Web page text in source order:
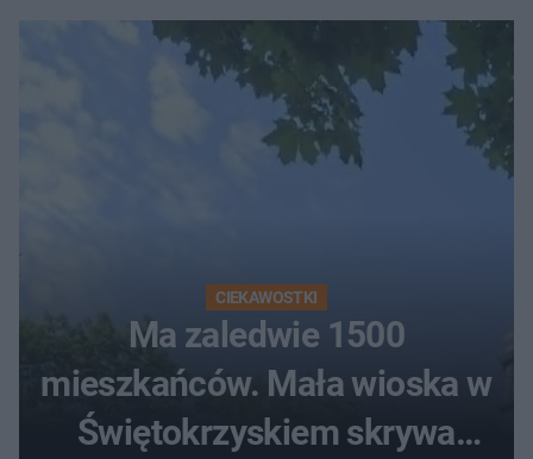
CIEKAWOSTKI
Ma zaledwie 1500
mieszkańców. Mała wioska w
Świętokrzyskiem skrywa